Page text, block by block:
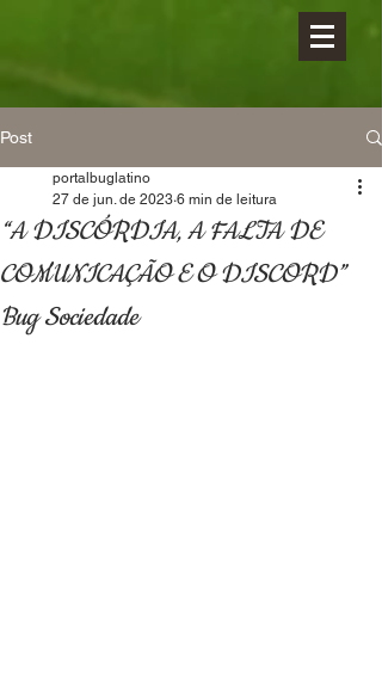
Post
“A DISCÓRDIA, A FALTA DE
COMUNICAÇÃO E O DISCORD”
Bug Sociedade
portalbuglatino
27 de jun. de 2023 6 min de leitura